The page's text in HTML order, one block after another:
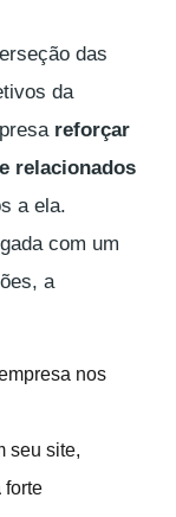
das
da
reforçar
relacionados
a ela.
com um
a
nos
seu site,
forte